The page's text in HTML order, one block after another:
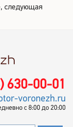
следующая
630-00-01
voronezh.ru
с 8:00 до 20:00